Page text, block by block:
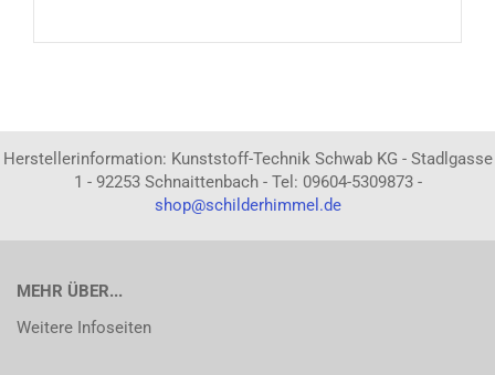
Herstellerinformation: Kunststoff-Technik Schwab KG - Stadlgasse
1 - 92253 Schnaittenbach - Tel: 09604-5309873 -
shop@schilderhimmel.de
MEHR ÜBER...
Weitere Infoseiten